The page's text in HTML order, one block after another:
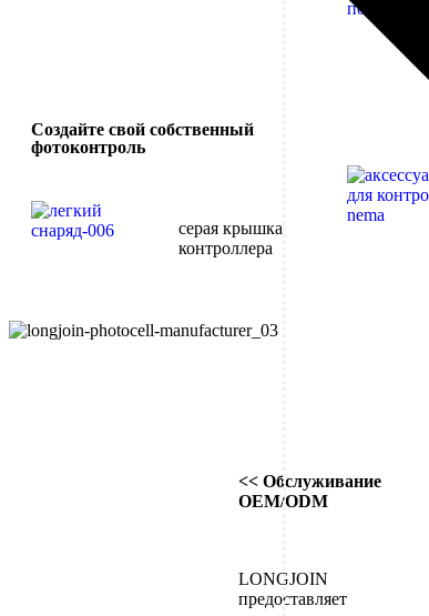
Создайте свой собственный
фотоконтроль
серая крышка
контроллера
<< Обслуживание
OEM/ODM
LONGJOIN
предоставляет